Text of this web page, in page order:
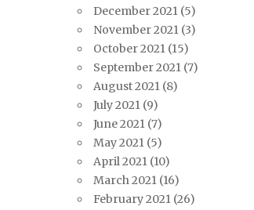
December 2021(5)
November 2021(3)
October 2021(15)
September 2021(7)
August 2021(8)
July 2021(9)
June 2021(7)
May 2021(5)
April 2021(10)
March 2021(16)
February 2021(26)